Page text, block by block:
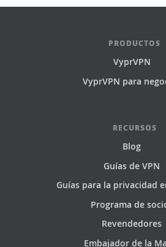
PRODUCTOS
VyprVPN
VyprVPN para
RECURSOS
Blog
Guías de VPN
Guías para la privacidad
Programa de
Revendedores
Embajador de la